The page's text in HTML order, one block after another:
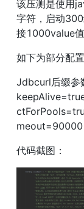
该压测是使用
字符，启动
接1000value
如下为部分配
Jdbcurl后缀参
meout=90000
代码截图：